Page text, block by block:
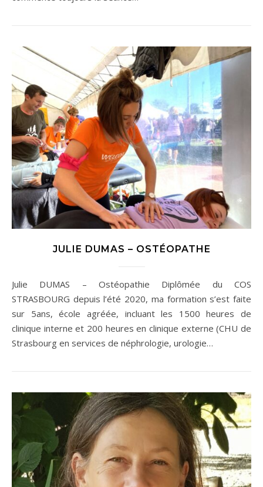
JULIE DUMAS – OSTÉOPATHE
Julie DUMAS – Ostéopathie Diplômée du COS
STRASBOURG depuis l’été 2020, ma formation s’est faite
sur 5ans, école agréée, incluant les 1500 heures de
clinique interne et 200 heures en clinique externe (CHU de
Strasbourg en services de néphrologie, urologie…